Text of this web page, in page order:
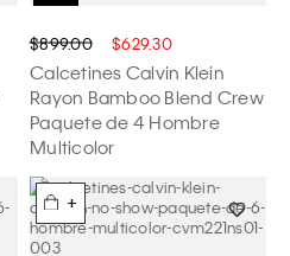
$899.00 $629.30
Calcetines Calvin Klein
Rayon Bamboo Blend Crew
Paquete de 4 Hombre
Multicolor
+